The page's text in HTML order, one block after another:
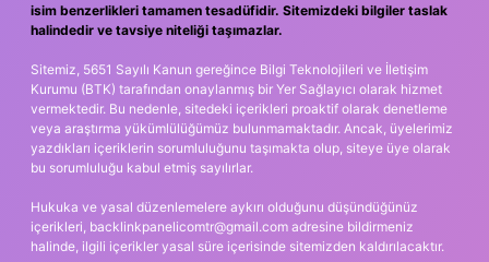
isim benzerlikleri tamamen tesadüfidir. Sitemizdeki bilgiler taslak
halindedir ve tavsiye niteliği taşımazlar.
Sitemiz, 5651 Sayılı Kanun gereğince Bilgi Teknolojileri ve İletişim
Kurumu (BTK) tarafından onaylanmış bir Yer Sağlayıcı olarak hizmet
vermektedir. Bu nedenle, sitedeki içerikleri proaktif olarak denetleme
veya araştırma yükümlülüğümüz bulunmamaktadır. Ancak, üyelerimiz
yazdıkları içeriklerin sorumluluğunu taşımakta olup, siteye üye olarak
bu sorumluluğu kabul etmiş sayılırlar.
Hukuka ve yasal düzenlemelere aykırı olduğunu düşündüğünüz
içerikleri, backlinkpanelicomtr@gmail.com adresine bildirmeniz
halinde, ilgili içerikler yasal süre içerisinde sitemizden kaldırılacaktır.